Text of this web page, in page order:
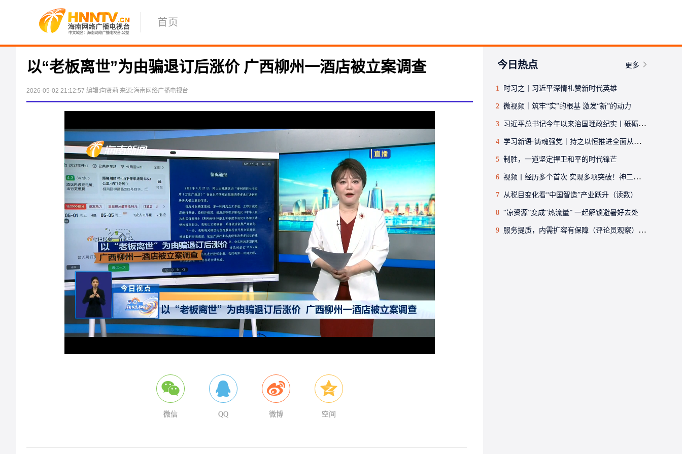
首页
以“老板离世”为由骗退订后涨价 广西柳州一酒店被立案调查
2026-05-02 21:12:57 编辑:向贤莉 来源:海南网络广播电视台
53.59%
Rate
微信 QQ 微博 空间
今日热点 更多
1 时习之丨习近平深情礼赞新时代英雄
2 微视频｜筑牢“实”的根基 激发“新”的动力
3 习近平总书记今年以来治国理政纪实丨砥砺初心使命 把党建设得更加坚强有力
4 学习新语·铸魂强党｜持之以恒推进全面从严治党
5 制胜，一道坚定捍卫和平的时代锋芒
6 视频丨经历多个首次 实现多项突破！神二十一乘组回家后首次公开亮相
7 从税目变化看“中国智造”产业跃升（读数）
8 “凉资源”变成“热流量” 一起解锁避暑好去处
9 服务提质，内需扩容有保障（评论员观察）——2026中国经济年中观察③